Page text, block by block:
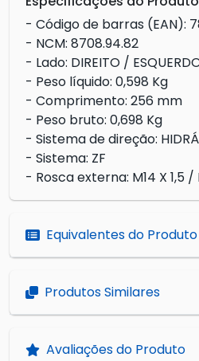
- Código de barras (EAN):
- NCM: 8708.94.82
- Lado: DIREITO /
- Peso líquido: 0,598 Kg
- Comprimento: 256 mm
- Peso bruto: 0,698 Kg
- Sistema de direção:
- Sistema: ZF
- Rosca externa: M14 X 1,5 /
Equivalentes do Produto
Produtos Similares
Avaliações do Produto